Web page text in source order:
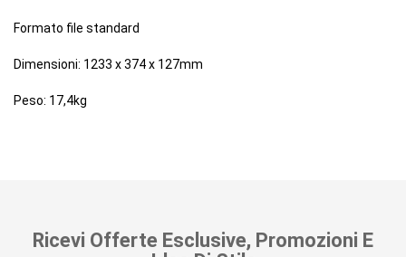
Formato file standard
Dimensioni: 1233 x 374 x 127mm
Peso: 17,4kg
Ricevi Offerte Esclusive, Promozioni E